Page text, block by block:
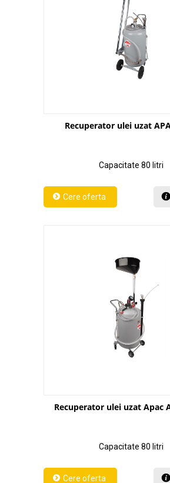
Recuperator ulei uzat
Capacitate 80 litri
Recuperator ulei uzat Apac
Capacitate 80 litri